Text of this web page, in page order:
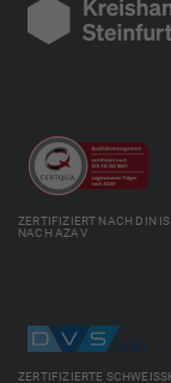
ZERTIFIZIERT NACH DIN
NACH AZAV
ZERTIFIZIERTE